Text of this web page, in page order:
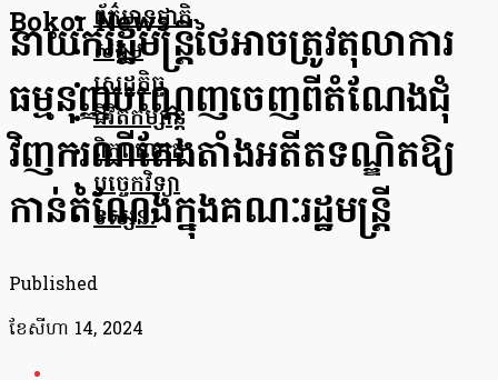
Bokor News
ព័ត៌មានជាតិ
សង្គម
សេដ្ឋកិច្ច
ជីវិតកម្សាន្ត
ពិភពលោក
បច្ចេកវិទ្យា
ទស្សនៈ
នាយករដ្ឋមន្រ្តីថៃអាចត្រូវតុលាការ
ធម្មនុញ្ញបណ្ដេញចេញពីតំណែងជុំ
វិញករណីតែងតាំងអតីតទណ្ឌិតឱ្យ
កាន់តំណែងក្នុងគណៈរដ្ឋមន្រ្តី
Published
ខែ​សីហា 14, 2024